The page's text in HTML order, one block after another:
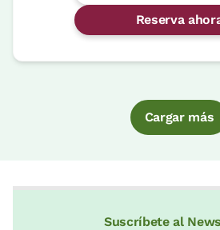
Reserva
Cargar más
Suscríbete al